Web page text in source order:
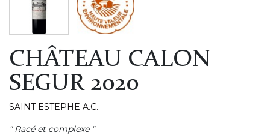
CHÂTEAU CALON
SEGUR 2020
SAINT ESTEPHE A.C.
" Racé et complexe "